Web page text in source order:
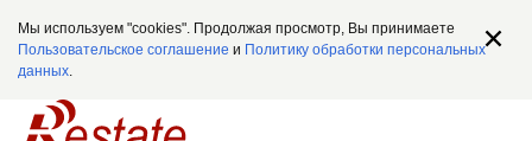
Мы используем "cookies". Продолжая просмотр, Вы принимаете
Пользовательское соглашение и Политику обработки персональных
данных.